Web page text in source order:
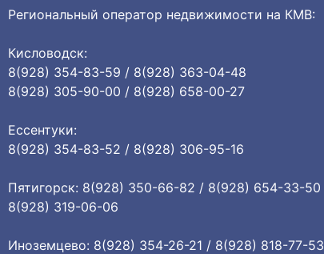
Региональный оператор недвижимости на КМВ:
Кисловодск:
8(928) 354-83-59 / 8(928) 363-04-48
8(928) 305-90-00 / 8(928) 658-00-27
Ессентуки:
8(928) 354-83-52 / 8(928) 306-95-16
Пятигорск: 8(928) 350-66-82 / 8(928) 654-33-50
8(928) 319-06-06
Иноземцево: 8(928) 354-26-21 / 8(928) 818-77-53